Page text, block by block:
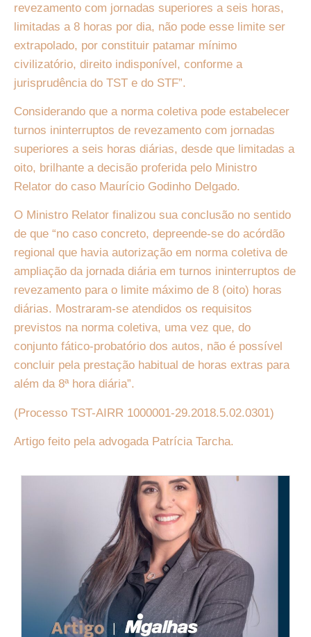
revezamento com jornadas superiores a seis horas,
limitadas a 8 horas por dia, não pode esse limite ser
extrapolado, por constituir patamar mínimo
civilizatório, direito indisponível, conforme a
jurisprudência do TST e do STF”.
Considerando que a norma coletiva pode estabelecer
turnos ininterruptos de revezamento com jornadas
superiores a seis horas diárias, desde que limitadas a
oito, brilhante a decisão proferida pelo Ministro
Relator do caso Maurício Godinho Delgado.
O Ministro Relator finalizou sua conclusão no sentido
de que “no caso concreto, depreende-se do acórdão
regional que havia autorização em norma coletiva de
ampliação da jornada diária em turnos ininterruptos de
revezamento para o limite máximo de 8 (oito) horas
diárias. Mostraram-se atendidos os requisitos
previstos na norma coletiva, uma vez que, do
conjunto fático-probatório dos autos, não é possível
concluir pela prestação habitual de horas extras para
além da 8ª hora diária”.
(Processo TST-AIRR 1000001-29.2018.5.02.0301)
Artigo feito pela advogada Patrícia Tarcha.